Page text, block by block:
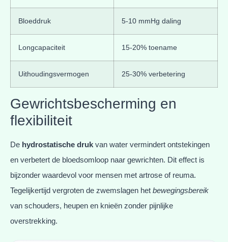
Bloeddruk 5-10 mmHg daling
Longcapaciteit 15-20% toename
Uithoudingsvermogen 25-30% verbetering
Gewrichtsbescherming en
flexibiliteit
De hydrostatische druk van water vermindert ontstekingen
en verbetert de bloedsomloop naar gewrichten. Dit effect is
bijzonder waardevol voor mensen met artrose of reuma.
Tegelijkertijd vergroten de zwemslagen het bewegingsbereik
van schouders, heupen en knieën zonder pijnlijke
overstrekking.